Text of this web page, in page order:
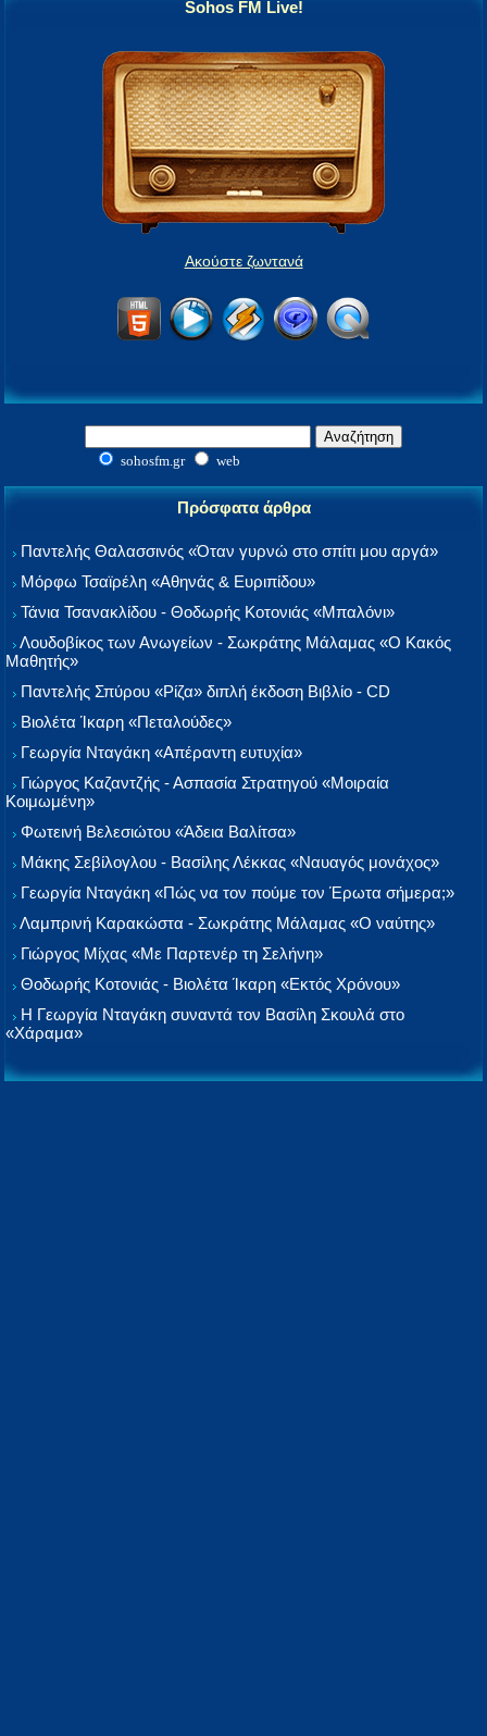
Sohos FM Live!
Ακούστε ζωντανά
sohosfm.gr web
Πρόσφατα άρθρα
Παντελής Θαλασσινός «Όταν γυρνώ στο σπίτι μου αργά»
Μόρφω Τσαϊρέλη «Αθηνάς & Ευριπίδου»
Τάνια Τσανακλίδου - Θοδωρής Κοτονιάς «Μπαλόνι»
Λουδοβίκος των Ανωγείων - Σωκράτης Μάλαμας «Ο Κακός
Μαθητής»
Παντελής Σπύρου «Ρίζα» διπλή έκδοση Βιβλίο - CD
Βιολέτα Ίκαρη «Πεταλούδες»
Γεωργία Νταγάκη «Aπέραντη ευτυχία»
Γιώργος Καζαντζής - Ασπασία Στρατηγού «Μοιραία
Κοιμωμένη»
Φωτεινή Βελεσιώτου «Άδεια Βαλίτσα»
Μάκης Σεβίλογλου - Βασίλης Λέκκας «Ναυαγός μονάχος»
Γεωργία Νταγάκη «Πώς να τον πούμε τον Έρωτα σήμερα;»
Λαμπρινή Καρακώστα - Σωκράτης Μάλαμας «Ο ναύτης»
Γιώργος Μίχας «Με Παρτενέρ τη Σελήνη»
Θοδωρής Κοτονιάς - Βιολέτα Ίκαρη «Εκτός Χρόνου»
Η Γεωργία Νταγάκη συναντά τον Βασίλη Σκουλά στο
«Χάραμα»